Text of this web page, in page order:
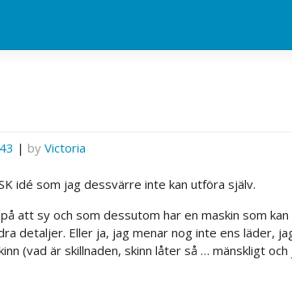
| by Victoria
idé som jag dessvärre inte kan utföra själv.
att sy och som dessutom har en maskin som
detaljer. Eller ja, jag menar nog inte ens läder,
(vad är skillnaden, skinn låter så … mänskligt